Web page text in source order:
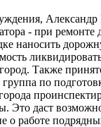
- при ремонте
наносить
Также
группа по
Это даст
о работе